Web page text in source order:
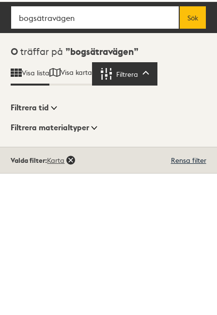
Sök
Sök
Sökresultat
0 träffar på bogsätravägen
Visa lista Visa karta Filtrera
Visningsläge
Filtrera tid
Filtrera materialtyper
träffar
Valda filter:Karta Rensa filter